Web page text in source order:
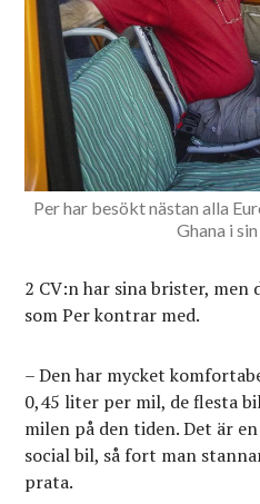
Per har besökt nästan alla
Ghana i
2 CV:n har sina brister, men
som Per kontrar med.
– Den har mycket
0,45 liter per mil, de flesta
milen på den tiden. Det är
social bil, så fort man
prata.